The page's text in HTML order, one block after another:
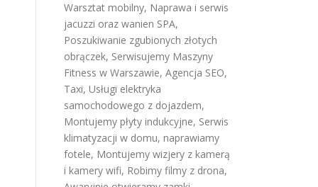
Warsztat mobilny, Naprawa i serwis
jacuzzi oraz wanien SPA,
Poszukiwanie zgubionych złotych
obrączek, Serwisujemy Maszyny
Fitness w Warszawie, Agencja SEO,
Taxi, Usługi elektryka
samochodowego z dojazdem,
Montujemy płyty indukcyjne, Serwis
klimatyzacji w domu, naprawiamy
fotele, Montujemy wizjery z kamerą
i kamery wifi, Robimy filmy z drona,